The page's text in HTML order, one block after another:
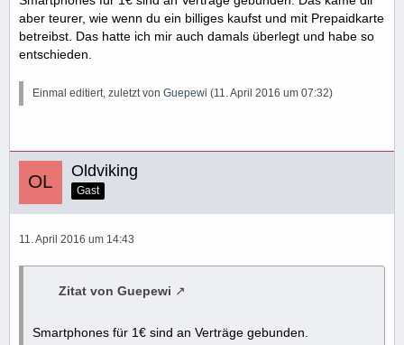
aber teurer, wie wenn du ein billiges kaufst und mit Prepaidkarte
betreibst. Das hatte ich mir auch damals überlegt und habe so
entschieden.
Einmal editiert, zuletzt von Guepewi (11. April 2016 um 07:32)
Oldviking
Gast
11. April 2016 um 14:43
Zitat von Guepewi
Smartphones für 1€ sind an Verträge gebunden.